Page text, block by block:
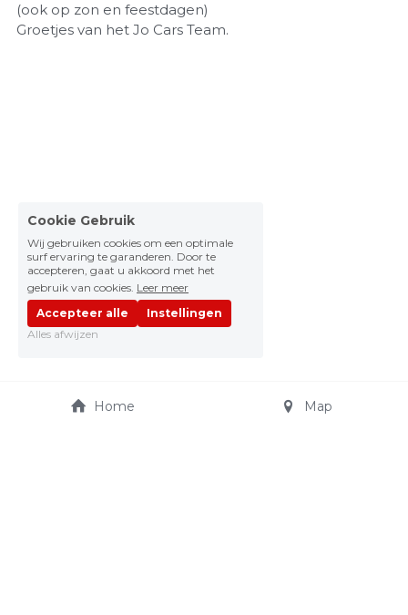
(ook op zon en feestdagen)
Groetjes van het Jo Cars Team.
Home Map
Cookie Gebruik
Wij gebruiken cookies om een optimale
surf ervaring te garanderen. Door te
accepteren, gaat u akkoord met het
gebruik van cookies. Leer meer
Accepteer alle
Instellingen
Alles afwijzen